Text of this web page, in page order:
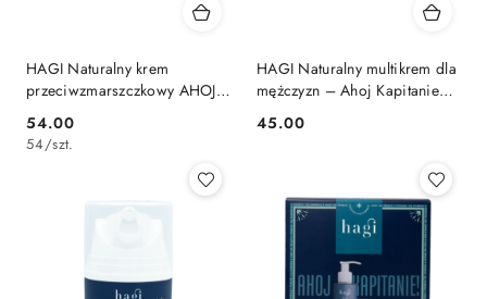
HAGI Naturalny krem
przeciwzmarszczkowy AHOJ
Cena:
54.00
54/szt.
HAGI Naturalny multikrem dla
mężczyzn – Ahoj Kapitanie
Cena:
45.00